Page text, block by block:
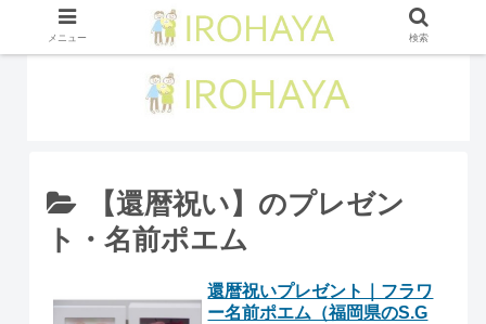
【還暦祝い】のプレゼン
ト・名前ポエム
還暦祝いプレゼント｜フラワ
ー名前ポエム（福岡県のS.G
メニュー 検索